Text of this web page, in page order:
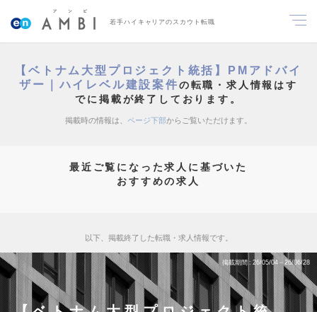
若手ハイキャリアのスカウト転職
【ベトナム大型プロジェクト統括】PMアドバイ
ザー｜ハイレベル建設案件の転職・求人情報はす
でに掲載が終了しております。
掲載時の情報は、 ページ下部からご覧いただけます。
最近ご覧になった求人に基づいた
おすすめの求人
以下、掲載終了した転職・求人情報です。
掲載期間 26/05/04～26/06/28